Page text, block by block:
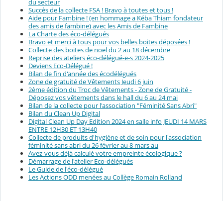
du secteur
Succès de la collecte FSA ! Bravo à toutes et tous !
Aide pour Fambine ! (en hommage a Kéba Thiam fondateur
des amis de fambine) avec les Amis de Fambine
La Charte des éco-délégués
Bravo et merci à tous pour vos belles boites déposées !
Collecte des boites de noël du 2 au 18 décembre
Reprise des ateliers éco-délégué-e-s 2024-2025
Deviens Eco-Délégué !
Bilan de fin d'année des écodélégués
Zone de gratuité de Vêtements Jeudi 6 juin
2ème édition du Troc de Vêtements - Zone de Gratuité -
Déposez vos vêtements dans le hall du 6 au 24 mai
Bilan de la collecte pour l'association "Féminité Sans Abri"
Bilan du Clean Up Digital
Digital Clean Up Day Edition 2024 en salle info JEUDI 14 MARS
ENTRE 12H30 ET 13H40
Collecte de produits d'hygiène et de soin pour l'association
féminité sans abri du 26 février au 8 mars au
Avez-vous déjà calculé votre empreinte écologique ?
Démarrage de l'atelier Eco-délégués
Le Guide de l'éco-délégué
Les Actions ODD menées au Collège Romain Rolland